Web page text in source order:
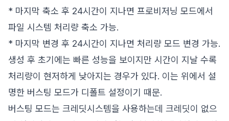
* 마지막 축소 후 24시간이 지나면 프로비저닝 모드에서
파일 시스템 처리량 축소 가능.
* 마지막 변경 후 24시간이 지나면 처리량 모드 변경 가능.
생성 후 초기에는 빠른 성능을 보이지만 시간이 지날 수록
처리량이 현저하게 낮아지는 경우가 있다. 이는 위에서 설
명한 버스팅 모드가 디폴트 설정이기 때문.
버스팅 모드는 크레딧시스템을 사용하는데 크레딧이 없으